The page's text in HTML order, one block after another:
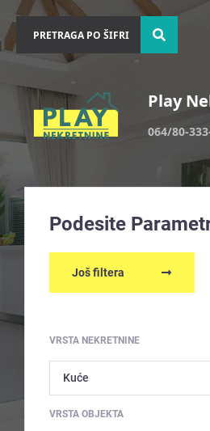
Play
064/80-
Podesite
Još filtera
VRSTA NEKRETNINE
VRSTA OBJEKTA